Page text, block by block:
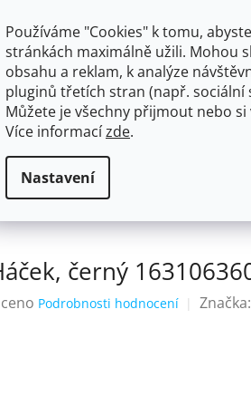
Používáme "Cookies" k tomu,
stránkách maximálně užili. Mohou
obsahu a reklam, k analýze
pluginů třetích stran (např. sociální
Můžete je všechny přijmout nebo
Více informacízde.
Nastavení
SE SPRCHOU
EASY: Háček, černý 163106360
černý
Podrobnosti hodnocení Značka: